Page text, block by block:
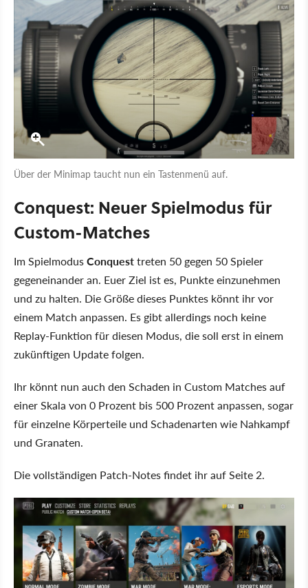
Über der Minimap taucht nun ein Tastenmenü auf.
Conquest: Neuer Spielmodus für
Custom-Matches
Im SpielmodusConquesttreten 50 gegen 50 Spieler
gegeneinander an. Euer Ziel ist es, Punkte einzunehmen
und zu halten. Die Größe dieses Punktes könnt ihr vor
einem Match anpassen. Es gibt allerdings noch keine
Replay-Funktion für diesen Modus, die soll erst in einem
zukünftigen Update folgen.
Ihr könnt nun auch den Schaden in Custom Matches auf
einer Skala von 0 Prozent bis 500 Prozent anpassen, sogar
für einzelne Körperteile und Schadenarten wie Nahkampf
und Granaten.
Die vollständigen Patch-Notes findet ihr auf Seite 2.